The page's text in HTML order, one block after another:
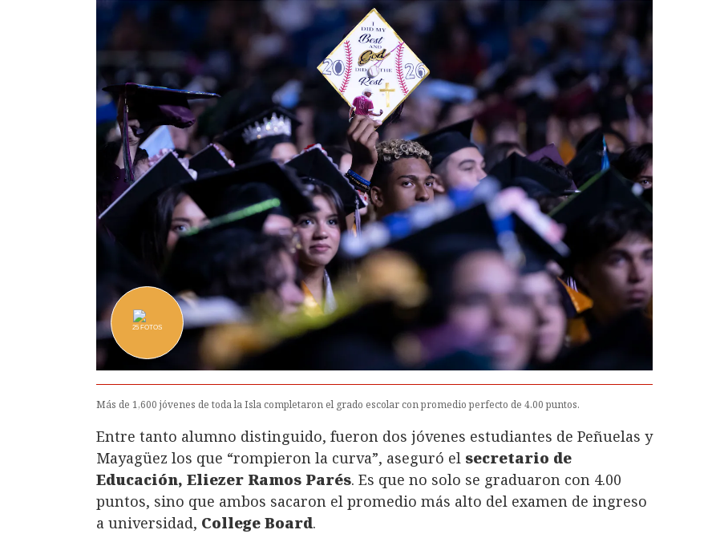
25 FOTOS
Más de 1,600 jóvenes de toda la Isla completaron el grado escolar con promedio perfecto de 4.00 puntos.
Entre tanto alumno distinguido, fueron dos jóvenes estudiantes de Peñuelas y
Mayagüez los que “rompieron la curva”, aseguró el secretario de
Educación, Eliezer Ramos Parés. Es que no solo se graduaron con 4.00
puntos, sino que ambos sacaron el promedio más alto del examen de ingreso
a universidad, College Board.